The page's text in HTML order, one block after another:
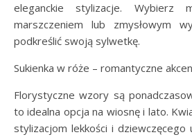
eleganckie stylizacje. Wybierz
marszczeniem lub zmysłowym
podkreślić swoją sylwetkę.
Sukienka w róże – romantyczne
Florystyczne wzory są
to idealna opcja na wiosnę i lato.
stylizacjom lekkości i dziewczęcego